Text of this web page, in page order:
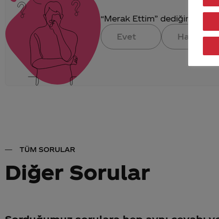
“Merak Ettim” dediğin
Evet
Hayır
TÜM SORULAR
Diğer Sorular